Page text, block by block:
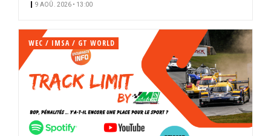
9 AOÛ. 2026 • 13:00
WEC / IMSA / GT WORLD